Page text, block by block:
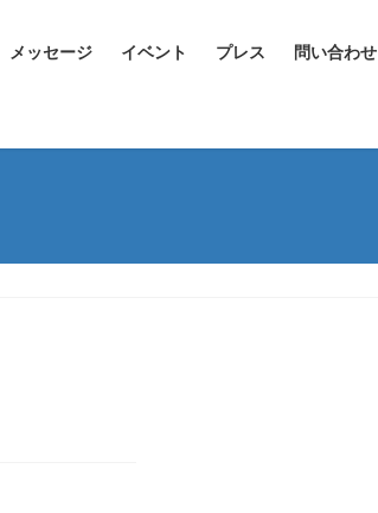
メッセージ イベント プレス 問い合わせ